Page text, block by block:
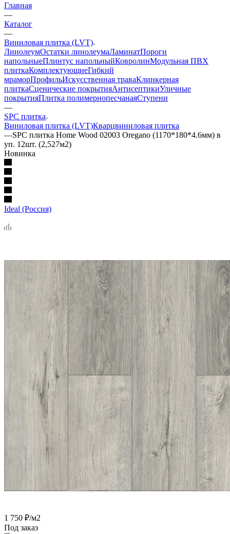
Главная
—
Каталог
—
Виниловая плитка (LVT)
ЛинолеумОстатки линолеумаЛаминатПороги
напольныеПлинтус напольныйКовролинМодульная ПВХ
плиткаКомплектующиеГибкий
мраморПрофильИскусственная траваКлинкерная
плиткаСценические покрытияАнтисептикиУличные
покрытияПлитка полимернопесчанаяСтупени
—
SPC плитка
Виниловая плитка (LVT)Кварцвиниловая плитка
—SPC плитка Home Wood 02003 Oregano (1170*180*4.6мм) в
уп. 12шт. (2,527м2)
Новинка
Ideal (Россия)
1 750 ₽/м2
Под заказ